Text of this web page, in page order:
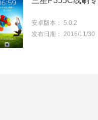
安卓版本： 5.0.2
发布日期： 2016/11/30